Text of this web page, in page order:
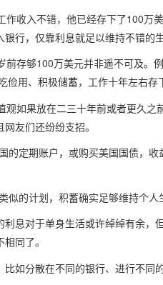
作收入不错，他已经存下了100万
行，仅靠利息就足以维持不错的
存够100万美元并非遥不可及。
用、积极储蓄，工作十年左右存
如果放在二三十年前或者更久之
友们还纷纷支招。
的定期账户，或购买美国国债，
似的计划，积蓄确实足够维持个
利息对于单身生活或许绰绰有余
同了。
如分散在不同的银行、进行不同